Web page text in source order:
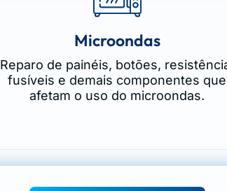
Microondas
Reparo de painéis, botões,
fusíveis e demais componentes que
afetam o uso do microondas.